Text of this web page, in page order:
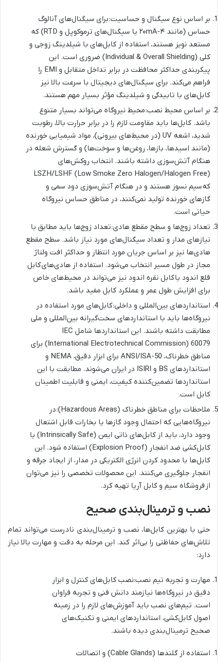
بر اساس نوع سیگنال و حساسیت: برای سیگنال‌های آنالوگ
حساس (مانند ۴-۲۰mA یا سیگنال‌های ترموکوپل و RTD) که
مستعد نویز هستند، استفاده از کابل‌های با شیلدینگ زوجی و
کلی (Individual & Overall Shielding) ضروری است. این
پیکربندی حداکثر محافظت در برابر تداخل متقابل و EMI را
فراهم می‌کند. برای سیگنال‌های دیجیتال با سرعت بالا نیز
کابل‌های با تابیدگی و شیلدینگ مؤثر بسیار مهم هستند.
بر اساس محیط نصب: محیط نیروگاه می‌تواند بسیار متنوع
باشد. کابل‌ها باید مقاومت لازم را در برابر حرارت بالا، رطوبت
شدید، اشعه UV (در محیط‌های بیرونی)، مواد شیمیایی خورنده
(مانند اسیدها، بازها، روغن‌ها و سوخت‌ها) و گسترش شعله در
هنگام آتش‌سوزی داشته باشند. انتخاب روکش‌های
LSZH/LSHF (Low Smoke Zero Halogen/Halogen Free)
که سیم نسوز هستند و در هنگام آتش‌سوزی دود سمی و
گازهای خورنده تولید نمی‌کنند، در مناطق حساس نیروگاه
حیاتی است.
تعداد زوج‌ها و سطح مقطع هادی: تعداد زوج‌ها باید مطابق با
نیازهای مدار و تعداد سیگنال‌های مورد نیاز باشد. سطح مقطع
هادی‌ها نیز بر اساس جریان مورد انتظار و حداکثر افت ولتاژ
مجاز در طول مسیر انتخاب می‌شود. استفاده از هادی‌های کابل
قلع اندود یا کابل نقره اندود نیز می‌تواند در محیط‌های خاص
برای افزایش طول عمر و عملکرد کابل مفید باشد.
استانداردهای بین‌المللی و داخلی: کابل‌های مورد استفاده در
نیروگاه‌ها باید با استانداردهای سخت‌گیرانه بین‌المللی و ملی
مطابقت داشته باشند. این استانداردها شامل IEC
(International Electrotechnical Commission) 60079 برای
مناطق خطرناک، ANSI/ISA-50 برای ابزار دقیق، NEMA و
استانداردهای BS و ISIRI در ایران می‌شوند. مطابقت با این
استانداردها تضمین‌کننده کیفیت، ایمنی و قابلیت اطمینان
کابل است.
ملاحظات برای مناطق خطرناک (Hazardous Areas): در
نیروگاه‌هایی که احتمال وجود گازها یا بخارات قابل اشتعال
وجود دارد، باید از کابل‌های ذاتی ایمن (Intrinsically Safe) یا
کابل‌کشی ضد انفجار (Explosion Proof) استفاده شود. این
کابل‌ها با محدود کردن انرژی الکتریکی در مدار، از ایجاد جرقه و
انفجار جلوگیری می‌کنند. این محصولات تخصصی را نیز می‌توان
از فروشگاه سیم و کابل آریا تهیه کرد.
نصب و ترمینال‌بندی صحیح
حتی با بهترین کابل‌ها، نصب و ترمینال‌بندی نادرست می‌تواند تمام
تلاش‌های حفاظتی را بی‌اثر کند. این مرحله به دقت و مهارت بالا نیاز
دارد:
مهارت و تجربه تیم نصب:نصب کابل‌های کنترل و ابزار
دقیق در نیروگاه‌ها نیازمند دانش فنی و تجربه فراوان
است. تیم‌های نصب باید آموزش‌های لازم را در زمینه
اصول کابل‌کشی، استانداردهای ایمنی و تکنیک‌های
صحیح ترمینال‌بندی دیده باشند.
استفاده از گلندها (Cable Glands) و اتصالات